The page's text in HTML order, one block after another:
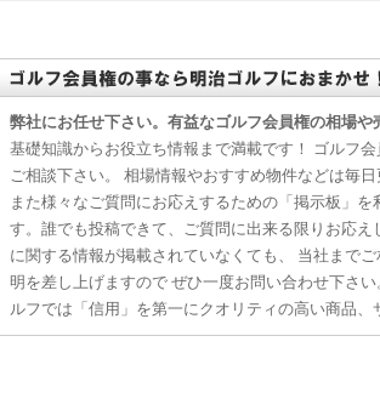
弊社にお任せ下さい。有益なゴルフ会員権の相場や
基礎知識からお役立ち情報まで満載です！ ゴルフ
ご相談下さい。 相場情報やおすすめ物件などは毎日
また様々なご質問にお応えするための「掲示板」
す。誰でも投稿できて、ご質問に出来る限りお応
に関する情報が掲載されていなくても、 当社まで
明を差し上げますので ぜひ一度お問い合わせ下さ
ルフでは「信用」を第一にクオリティの高い商品、